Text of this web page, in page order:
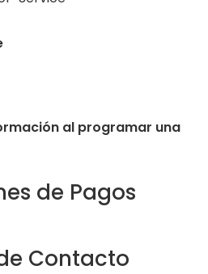
al programar una
de Pagos
Contacto